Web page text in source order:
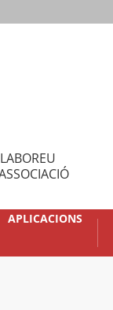
APLICACIONS